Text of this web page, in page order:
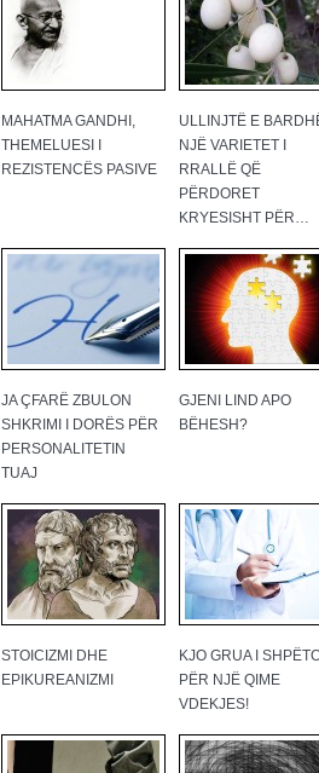
MAHATMA GANDHI,
THEMELUESI I
REZISTENCËS PASIVE
ULLINJTË E
NJË VARIETET I
RRALLË QË
PËRDORET
KRYESISHT PËR…
JA ÇFARË ZBULON
SHKRIMI I DORËS PËR
PERSONALITETIN
TUAJ
GJENI LIND APO
BËHESH?
STOICIZMI DHE
EPIKUREANIZMI
KJO GRUA I
PËR NJË QIME
VDEKJES!